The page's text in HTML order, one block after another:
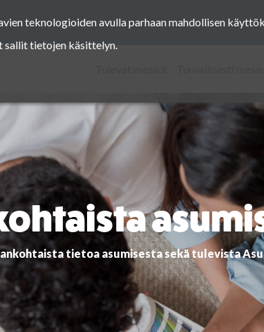
tietoa asumisesta sekä tulevista
teknologioiden avulla parhaan mahdollisen
sallit tietojen käsittelyn.